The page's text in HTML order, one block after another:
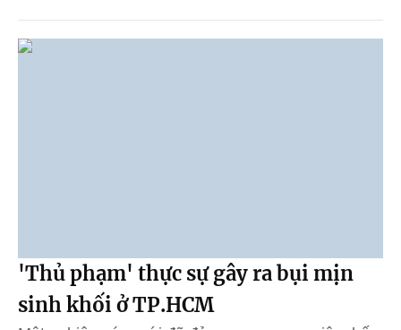
'Thủ phạm' thực sự gây ra bụi mịn
sinh khối ở TP.HCM